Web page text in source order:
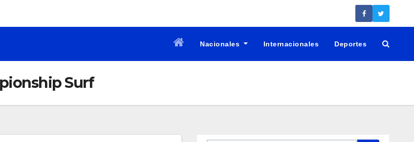
Nacionales Internacionales Deportes
Surf